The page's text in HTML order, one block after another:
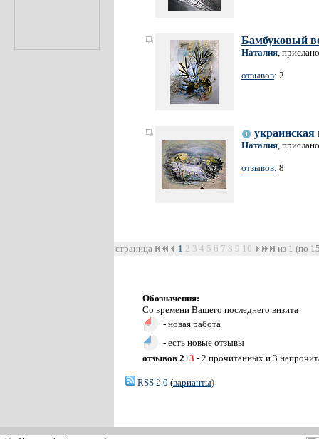
Бамбуковый
Наталия,
отзывов: 2
украинская
Наталия,
отзывов: 8
страница 1 2 3 4 5 6 7 8 9 10 из 1 (по
Обозначения:
Со времени Вашего последнего визита
- новая работа
- есть новые отзывы
отзывов 2+3 - 2 прочитанных и 3
RSS 2.0 (варианты)